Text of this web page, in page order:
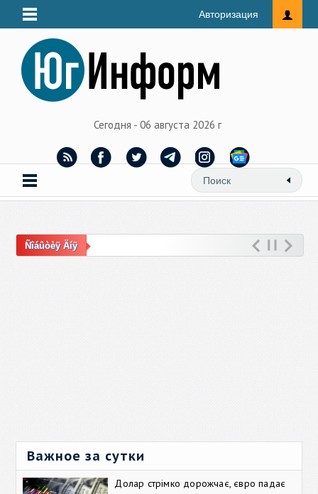
Авторизация
Сегодня - 06 августа 2026 г
Ñîáûòèÿ Äíÿ
Важное за сутки
Долар стрімко дорожчає, євро падає